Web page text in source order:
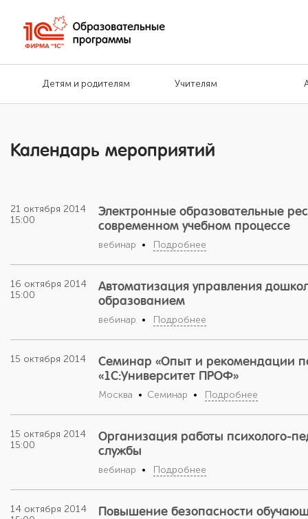
Детям и родителям Учителям
Календарь мероприятий
21 октября 2014
15:00
Электронные образовательные
современном учебном процессе
вебинар Подробнее
16 октября 2014
15:00
Автоматизация управления
образованием
вебинар Подробнее
15 октября 2014
Семинар «Опыт и рекомендации
«1С:Университет ПРОФ»
Москва Семинар Подробнее
15 октября 2014
15:00
Организация работы психолого-
службы
вебинар Подробнее
14 октября 2014
Повышение безопасности